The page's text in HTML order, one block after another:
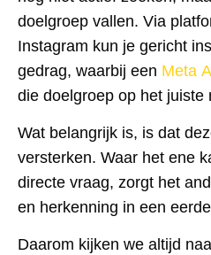
doelgroep vallen. Via
Instagram kun je gericht
gedrag, waarbij een Meta
die doelgroep op het juiste
Wat belangrijk is, is dat
versterken. Waar het ene
directe vraag, zorgt het
en herkenning in een
Daarom kijken we altijd